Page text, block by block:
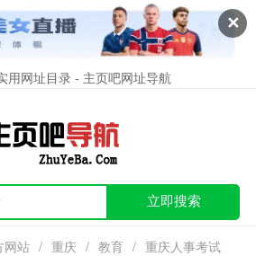
✕
用网址目录 - 主页吧网址导航
立即搜索
网站 / 重庆 / 教育 / 重庆人事考试